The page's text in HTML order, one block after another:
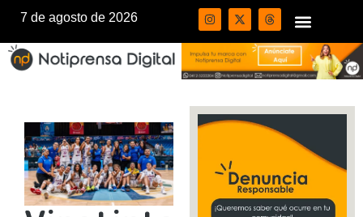
7 de agosto de 2026